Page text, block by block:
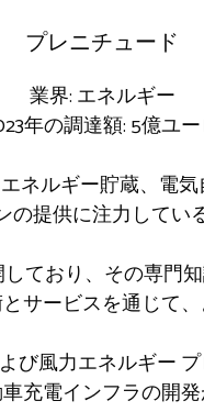
プレニチュード
業界: エネルギー
年の調達額: 5億ユ
ネルギー貯蔵、電
の提供に注力してい
ており、その専門
サービスを通じて
び風力エネルギー
充電インフラの開発